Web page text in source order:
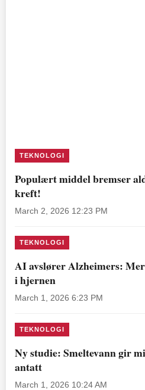
TEKNOLOGI
Populært middel bremser
kreft!
March 2, 2026 12:23 PM
TEKNOLOGI
AI avslører Alzheimers:
i hjernen
March 1, 2026 6:23 PM
TEKNOLOGI
Ny studie: Smeltevann gir
antatt
March 1, 2026 10:24 AM